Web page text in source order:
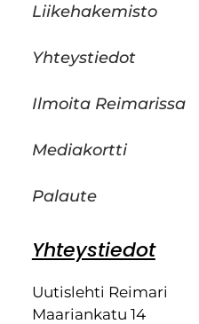
Liikehakemisto
Yhteystiedot
Ilmoita Reimarissa
Mediakortti
Palaute
Yhteystiedot
Uutislehti Reimari
Maariankatu 14